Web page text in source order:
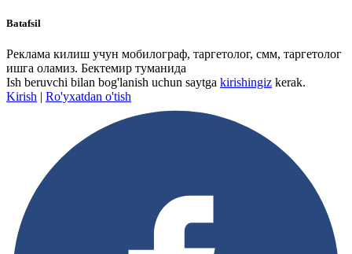
Batafsil
Реклама килиш учун мобилограф, таргетолог, смм, таргетолог
ишга оламиз. Бектемир туманида
Ish beruvchi bilan bog'lanish uchun saytga kirishingiz kerak.
Kirish | Ro'yxatdan o'tish